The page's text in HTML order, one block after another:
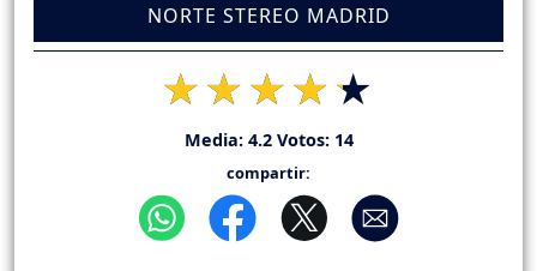
NORTE STEREO MADRID
Media: 4.2Votos: 14
compartir: